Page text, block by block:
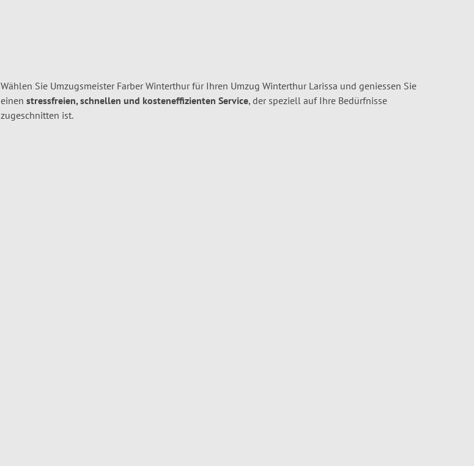
Wählen Sie Umzugsmeister Farber Winterthur für Ihren Umzug Winterthur Larissa und geniessen Sie
einen stressfreien, schnellen und kosteneffizienten Service, der speziell auf Ihre Bedürfnisse
zugeschnitten ist.